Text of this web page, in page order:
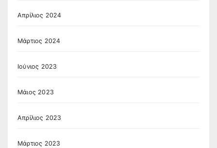
Απρίλιος 2024
Μάρτιος 2024
Ιούνιος 2023
Μάιος 2023
Απρίλιος 2023
Μάρτιος 2023